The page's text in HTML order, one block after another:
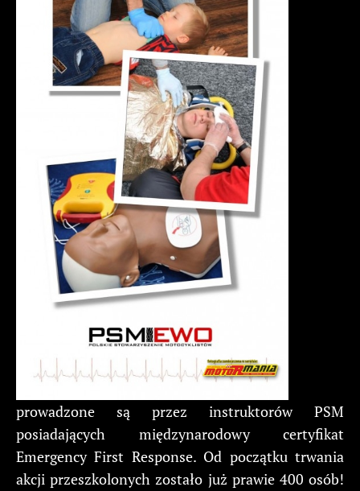
prowadzone są przez instruktorów PSM
posiadających międzynarodowy certyfikat
Emergency First Response. Od początku trwania
akcji przeszkolonych zostało już prawie 400 osób!